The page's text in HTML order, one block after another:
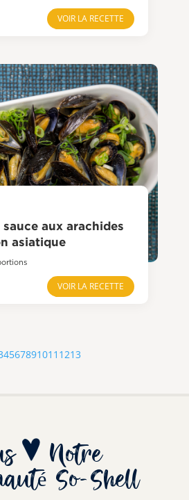
VOIR LA RECETTE
sauce aux arachides
asiatique
VOIR LA RECETTE
4567891011 1213
Notre
So-Shell